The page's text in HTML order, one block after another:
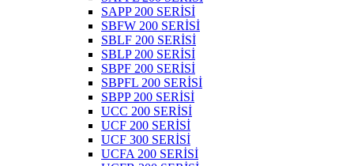
SAPP 200 SERİSİ
SBFW 200 SERİSİ
SBLF 200 SERİSİ
SBLP 200 SERİSİ
SBPF 200 SERİSİ
SBPFL 200 SERİSİ
SBPP 200 SERİSİ
UCC 200 SERİSİ
UCF 200 SERİSİ
UCF 300 SERİSİ
UCFA 200 SERİSİ